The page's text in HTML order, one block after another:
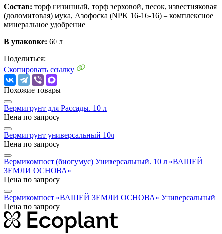
Состав: торф низинный, торф верховой, песок, известняковая
(доломитовая) мука, Азофоска (NPK 16-16-16) – комплексное
минеральное удобрение
В упаковке: 60 л
Поделиться:
Скопировать ссылку
Похожие товары
Вермигрунт для Рассады. 10 л
Цена по запросу
Вермигрунт универсальный 10л
Цена по запросу
Вермикомпост (биогумус) Универсальный. 10 л «ВАШЕЙ
ЗЕМЛИ ОСНОВА»
Цена по запросу
Вермикомпост «ВАШЕЙ ЗЕМЛИ ОСНОВА» Универсальный
Цена по запросу